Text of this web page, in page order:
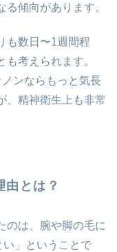
傾向があります。
も数日〜1週間程
考えられます。
ノンならもっと気長
、精神衛生上も非常
とは？
のは、腕や脚の毛に
い」ということで